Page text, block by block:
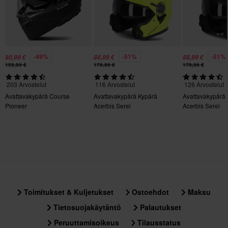
XXL
305 x 395 x 290 mm
S
356 x 414 x 344 mm
356 x 414 x 344 mm
80,99 € -49%
159,99 €
203 Arvostelut
Avattavakypärä Course
Pioneer
88,99 € -51%
179,96 €
116 Arvostelut
Avattavakypärä Kypärä
Acerbis Serel
88,99 € -51%
179,96 €
126 Arvostelut
Avattavakypärä
Acerbis Serel
Toimitukset & Kuljetukset Ostoehdot
Maksu
Tietosuojakäytäntö
Palautukset
Peruuttamisoikeus
Tilausstatus